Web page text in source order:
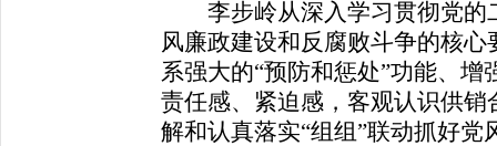
李步岭从深入学习贯彻党的
风廉政建设和反腐败斗争的核
系强大的“预防和惩处”功能、
责任感、紧迫感，客观认识供
解和认真落实“组组”联动抓好